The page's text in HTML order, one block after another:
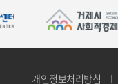
개인정보처리방침